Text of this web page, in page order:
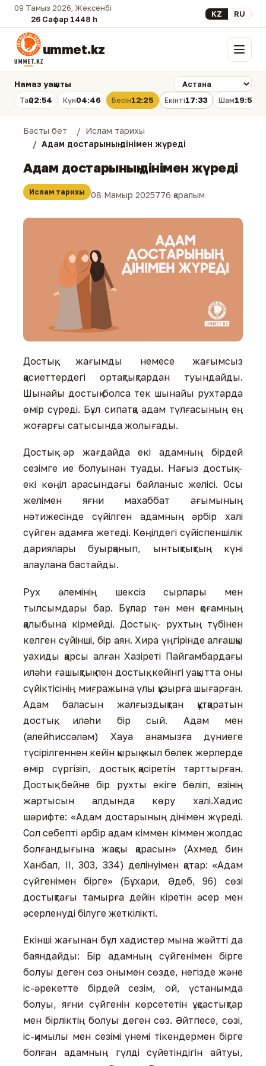
09 Тамыз 2026, Жексенбі
26 Сафар 1448 һ.
Select your
KZ RU
ummet.kz Мәзір
Намаз уақыты
Таң02:54 Күн04:46 Бесін12:25 Екінті17:33 Шам19:53
Басты бет
Ислам тарихы
Адам достарының дінімен жүреді
Адам достарының дінімен жүреді
Ислам тарихы 08 Мамыр 2025776 қаралым
Достық, жағымды немесе жағымсыз
қасиеттердегі ортақтықтардан туындайды.
Шынайы достық болса тек шынайы рухтарда
өмір сүреді. Бұл сипатқа адам түлғасының ең
жоғарғы сатысында жолығады.
Достық әр жағдайда екі адамның бірдей
сезімге ие болуынан туады. Нағыз достық -
екі көңіл арасындағы байланыс желісі. Осы
желімен яғни махаббат ағымының
нәтижесінде сүйілген адамның әрбір халі
сүйген адамға жетеді. Көңілдегі сүйіспеншілік
дариялары буырқанып, ынтықтықтың күні
алаулана бастайды.
Рух әлемінің шексіз сырлары мен
тылсымдары бар. Бұлар тән мен қоғамның
қалыбына кірмейді. Достық - рухтың түбінен
келген сүйінші, бір аян. Хира үңгірінде алғашқы
уахиды қарсы алған Хазіреті Пайгамбардағы
иләһи ғашықтық пен достық, кейінгі уақытта оны
сүйіктісінің миғражына үлы құзырға шығарған.
Адам баласын жалғыздықтан құтқаратын
достық, иләһи бір сый. Адам мен
(алейһиссәләм) Хауа анамызға дүниеге
түсірілгеннен кейін қырық жыл бөлек жерлерде
өмір сүргізіп, достық қасіретін тарттырған.
Достық бейне бір рухты екіге бөліп, езінің
жартысын алдында көру халі.Хадис
шәрифте: «Адам достарының дінімен жүреді.
Сол себепті әрбір адам кіммен кіммен жолдас
болғандығына жақсы қарасын» (Ахмед бин
Ханбал, II, 303, 334) делінуімен қатар: «Адам
сүйгенімен бірге» (Бұхари, Әдеб, 96) сөзі
достықтағы тамырға дейін кіретін әсер мен
әсерленуді білуге жеткілікті.
Екінші жағынан бұл хадистер мына жәйтті да
баяндайды: Бір адамның сүйгенімен бірге
болуы деген сөз онымен сөзде, негізде және
іс-әрекетте бірдей сезім, ой, үстанымда
болуы, яғни сүйгенін көрсететін ұқсастықтар
мен бірліктің болуы деген сөз. Әйтпесе, сөзі,
іс-қимылы мен сезімі үнемі тікендермен бірге
болған адамның гүлді сүйетіндігін айтуы,